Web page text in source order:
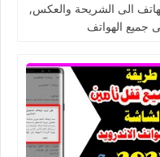
الى الشريحة والعكس,
جميع الهواتف